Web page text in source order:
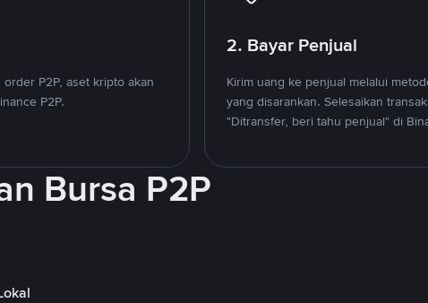
P2P, aset kripto akan
P2P.
2. Bayar Penjual
Kirim uang ke penjual melalui
yang disarankan. Selesaikan
"Ditransfer, beri tahu penjual" di
Bursa P2P